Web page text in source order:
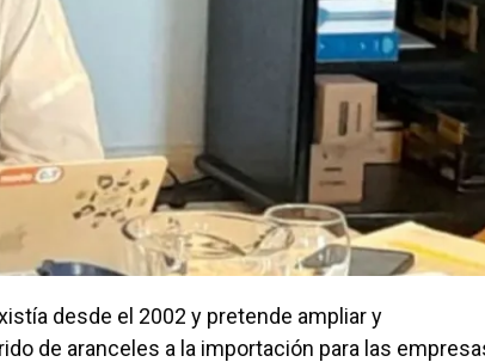
desde el 2002 y pretende ampliar y
de aranceles a la importación para las